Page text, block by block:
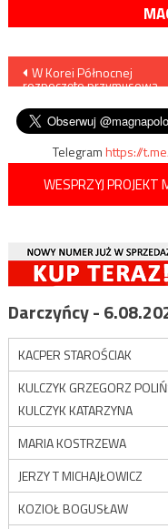
Nawigacja
wpisu
W Korei Północnej
rozpoczęto przymusową
Telegramhttps://
WESPRZYJ PROJEKT
Darczyńcy -
KACPER STAROŚCIAK
KULCZYK GRZEGORZ
KULCZYK KATARZYNA
MARIA KOSTRZEWA
JERZY T MICHAJŁOWICZ
KOZIOŁ BOGUSŁAW